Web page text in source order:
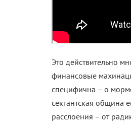
Это действительно
финансовые
специфична – о
сектантская община
расслоения – от